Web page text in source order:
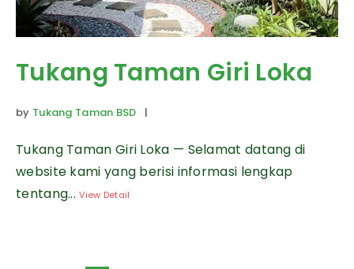
Tukang Taman Giri Loka
by Tukang Taman BSD |
Tukang Taman Giri Loka — Selamat datang di
website kami yang berisi informasi lengkap
tentang...View Detail